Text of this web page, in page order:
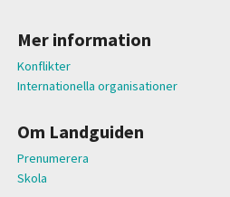
Mer information
Konflikter
Internationella organisationer
Om Landguiden
Prenumerera
Skola